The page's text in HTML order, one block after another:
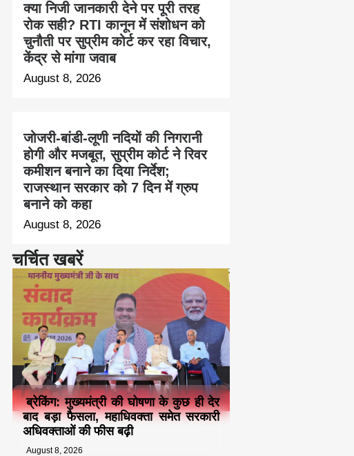
क्या निजी जानकारी देने पर पूरी तरह
रोक सही? RTI कानून में संशोधन को
चुनौती पर सुप्रीम कोर्ट कर रहा विचार,
केंद्र से मांगा जवाब
August 8, 2026
जोजरी-बांडी-लूणी नदियों की निगरानी
होगी और मजबूत, सुप्रीम कोर्ट ने रिवर
कमीशन बनाने का दिया निर्देश;
राजस्थान सरकार को 7 दिन में ग्रुप
बनाने को कहा
August 8, 2026
चर्चित खबरें
ब्रेकिंग: मुख्यमंत्री की घोषणा के कुछ ही देर
बाद बड़ा फैसला, महाधिवक्ता समेत सरकारी
अधिवक्ताओं की फीस बढ़ी
August 8, 2026